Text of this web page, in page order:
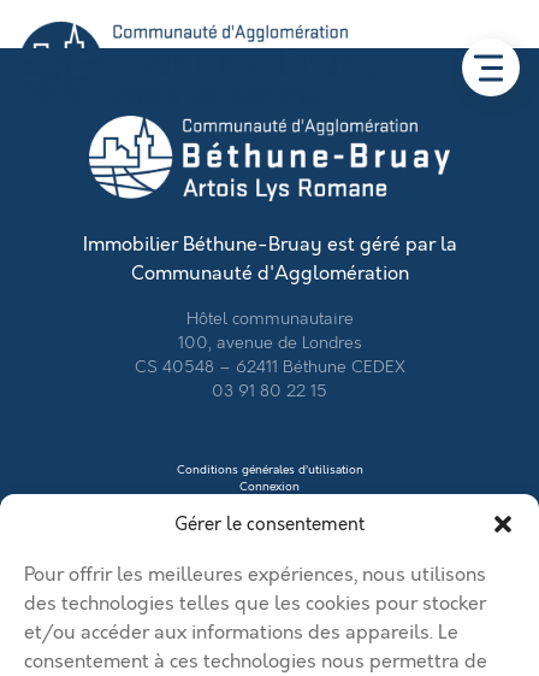
Gérer le consentement
Pour offrir les meilleures expériences, nous utilisons
des technologies telles que les cookies pour stocker
et/ou accéder aux informations des appareils. Le
consentement à ces technologies nous permettra de
Immobilier Béthune-Bruay est géré par la
Communauté d'Agglomération
Hôtel communautaire
100, avenue de Londres
CS 40548 – 62411 Béthune CEDEX
03 91 80 22 15
Conditions générales d’utilisation
Connexion
Créer mon profil
Mentions légales
Modifier mon annonce
Mon compte
Nous contacter
RGPD